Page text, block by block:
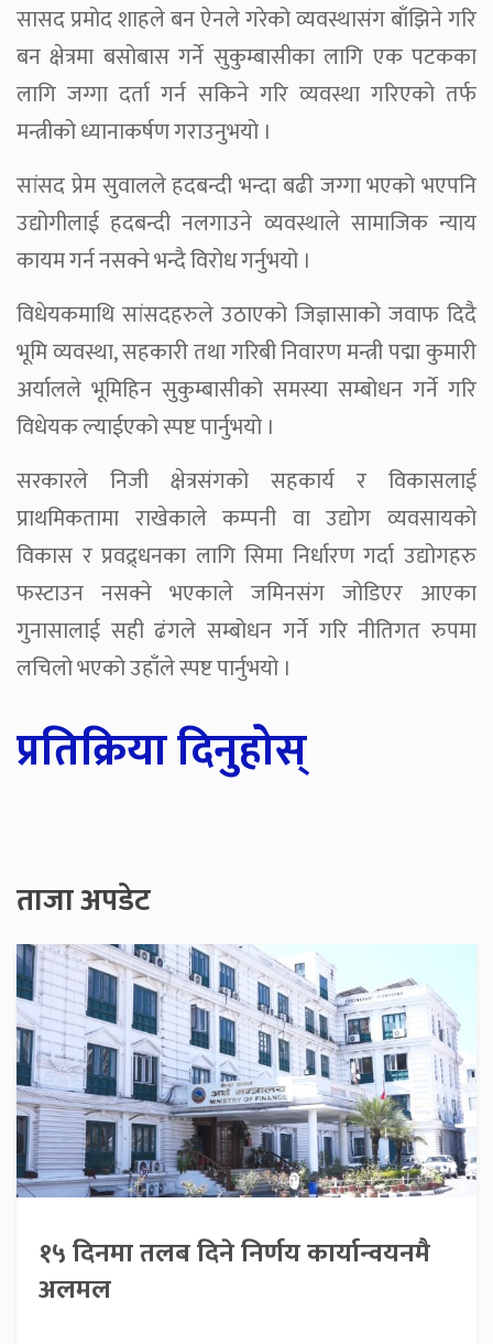
सासद प्रमोद शाहले बन ऐनले गरेको व्यवस्थासंग बाँझिने गरि
बन क्षेत्रमा बसोबास गर्ने सुकुम्बासीका लागि एक पटकका
लागि जग्गा दर्ता गर्न सकिने गरि व्यवस्था गरिएको तर्फ
मन्त्रीको ध्यानाकर्षण गराउनुभयो ।
सांसद प्रेम सुवालले हदबन्दी भन्दा बढी जग्गा भएको भएपनि
उद्योगीलाई हदबन्दी नलगाउने व्यवस्थाले सामाजिक न्याय
कायम गर्न नसक्ने भन्दै विरोध गर्नुभयो ।
विधेयकमाथि सांसदहरुले उठाएको जिज्ञासाको जवाफ दिदै
भूमि व्यवस्था, सहकारी तथा गरिबी निवारण मन्त्री पद्मा कुमारी
अर्यालले भूमिहिन सुकुम्बासीको समस्या सम्बोधन गर्ने गरि
विधेयक ल्याईएको स्पष्ट पार्नुभयो ।
सरकारले निजी क्षेत्रसंगको सहकार्य र विकासलाई
प्राथमिकतामा राखेकाले कम्पनी वा उद्योग व्यवसायको
विकास र प्रवद्र्धनका लागि सिमा निर्धारण गर्दा उद्योगहरु
फस्टाउन नसक्ने भएकाले जमिनसंग जोडिएर आएका
गुनासालाई सही ढंगले सम्बोधन गर्ने गरि नीतिगत रुपमा
लचिलो भएको उहाँले स्पष्ट पार्नुभयो ।
प्रतिक्रिया दिनुहोस्
ताजा अपडेट
१५ दिनमा तलब दिने निर्णय कार्यान्वयनमै
अलमल